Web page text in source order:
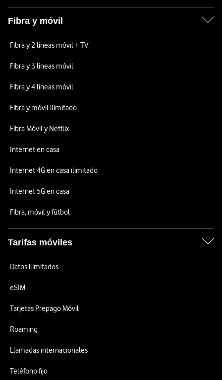
Fibra y móvil
Fibra y 2 líneas móvil + TV
Fibra y 3 líneas móvil
Fibra y 4 líneas móvil
Fibra y móvil ilimitado
Fibra Móvil y Netflix
Internet en casa
Internet 4G en casa ilimitado
Internet 5G en casa
Fibra, móvil y fútbol
Tarifas móviles
Datos ilimitados
eSIM
Tarjetas Prepago Móvil
Roaming
Llamadas internacionales
Teléfono fijo